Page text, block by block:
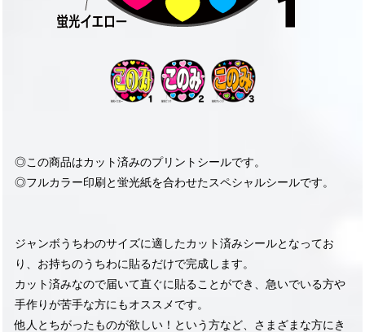
◎この商品はカット済みのプリントシールです。
◎フルカラー印刷と蛍光紙を合わせたスペシャルシールです。
ジャンボうちわのサイズに適したカット済みシールとなってお
り、お持ちのうちわに貼るだけで完成します。
カット済みなので届いて直ぐに貼ることができ、急いでいる方や
手作りが苦手な方にもオススメです。
他人とちがったものが欲しい！という方など、さまざまな方にき